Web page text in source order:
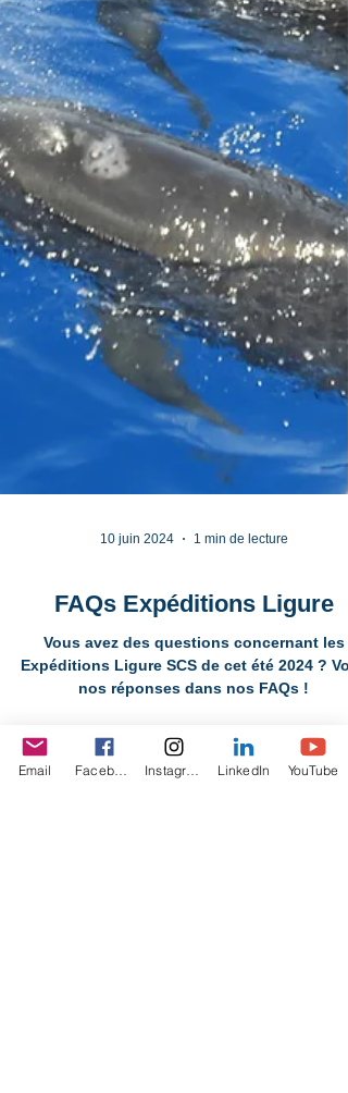
10 juin 2024 1 min de lecture
FAQs Expéditions Ligure
Vous avez des questions concernant les
Expéditions Ligure SCS de cet été 2024 ?
nos réponses dans nos FAQs !
Email LinkedIn YouTube